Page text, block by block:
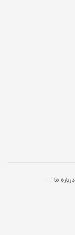
درباره ما